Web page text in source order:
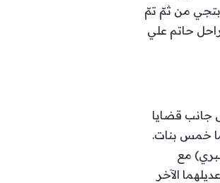
من ثمّ تمّ
حاتم علي
جانب قضايا
خمس بنات.
مع
الآخر